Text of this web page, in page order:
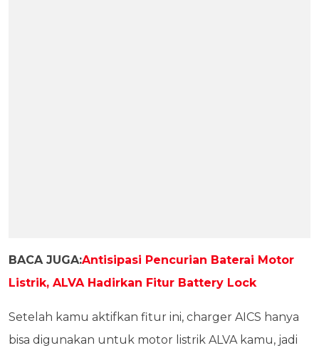
BACA JUGA:Antisipasi Pencurian Baterai Motor
Listrik, ALVA Hadirkan Fitur Battery Lock
Setelah kamu aktifkan fitur ini, charger AICS hanya
bisa digunakan untuk motor listrik ALVA kamu, jadi